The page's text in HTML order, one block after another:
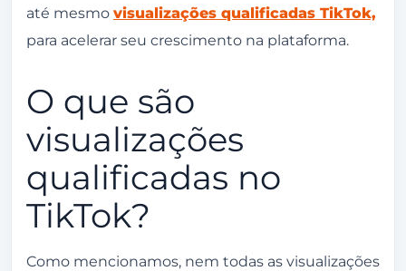
até mesmo visualizações qualificadas TikTok,
para acelerar seu crescimento na plataforma.
O que são
visualizações
qualificadas no
TikTok?
Como mencionamos, nem todas as visualizações